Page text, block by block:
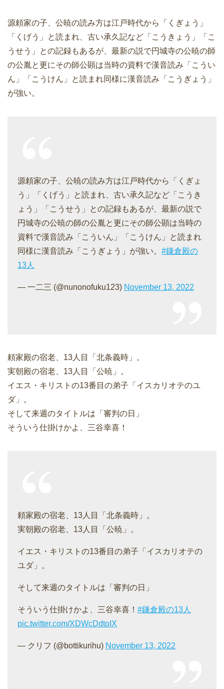
源頼家の子、公暁の読み方は江戸時代から「くぎょう」
「くげう」と読まれ、古い承久記など「こうきょう」「こ
うせう」との記録もあるが、最新の説で円城寺の公暁の師
の公胤と更にその師公顕は当時の資料で漢音読み「こうい
ん」「こうけん」と読まれ同様に漢音読み「こうぎょう」
が強い。
源頼家の子、公暁の読み方は江戸時代から「くぎょ
う」「くげう」と読まれ、古い承久記など「こうき
ょう」「こうせう」との記録もあるが、最新の説で
円城寺の公暁の師の公胤と更にその師公顕は当時の
資料で漢音読み「こういん」「こうけん」と読まれ
同様に漢音読み「こうぎょう」が強い。 #鎌倉殿の
13人
— 一二三 (@nunonofuku123) November 13, 2022
頼家殿の宿老、13人目「北条義時」。
実朝殿の宿老、13人目「公暁」。
イエス・キリストの13番目の弟子「イスカリオテのユ
ダ」。
そして来週のタイトルは「審判の日」
そういう仕掛けかよ、三谷幸喜！
頼家殿の宿老、13人目「北条義時」。
実朝殿の宿老、13人目「公暁」。
イエス・キリストの13番目の弟子「イスカリオテの
ユダ」。
そして来週のタイトルは「審判の日」
そういう仕掛けかよ、三谷幸喜！ #鎌倉殿の13人
pic.twitter.com/XDWcDdtoIX
— クリフ (@bottikurihu) November 13, 2022